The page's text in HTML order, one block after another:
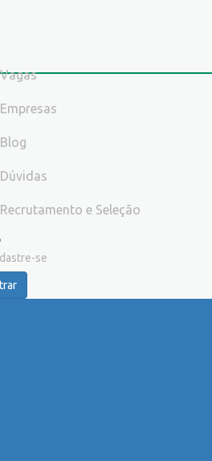
Vagas
Empresas
Blog
Dúvidas
Recrutamento e Seleção
se